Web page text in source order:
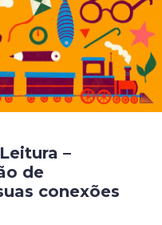
–
de
conexões